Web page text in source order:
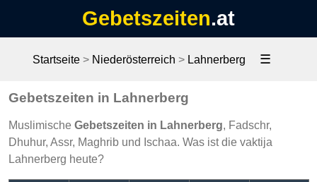
Gebetszeiten.at
Startseite> Niederösterreich > Lahnerberg ☰
Gebetszeiten in Lahnerberg
Muslimische Gebetszeiten in Lahnerberg, Fadschr,
Dhuhur, Assr, Maghrib und Ischaa. Was ist die vaktija
Lahnerberg heute?